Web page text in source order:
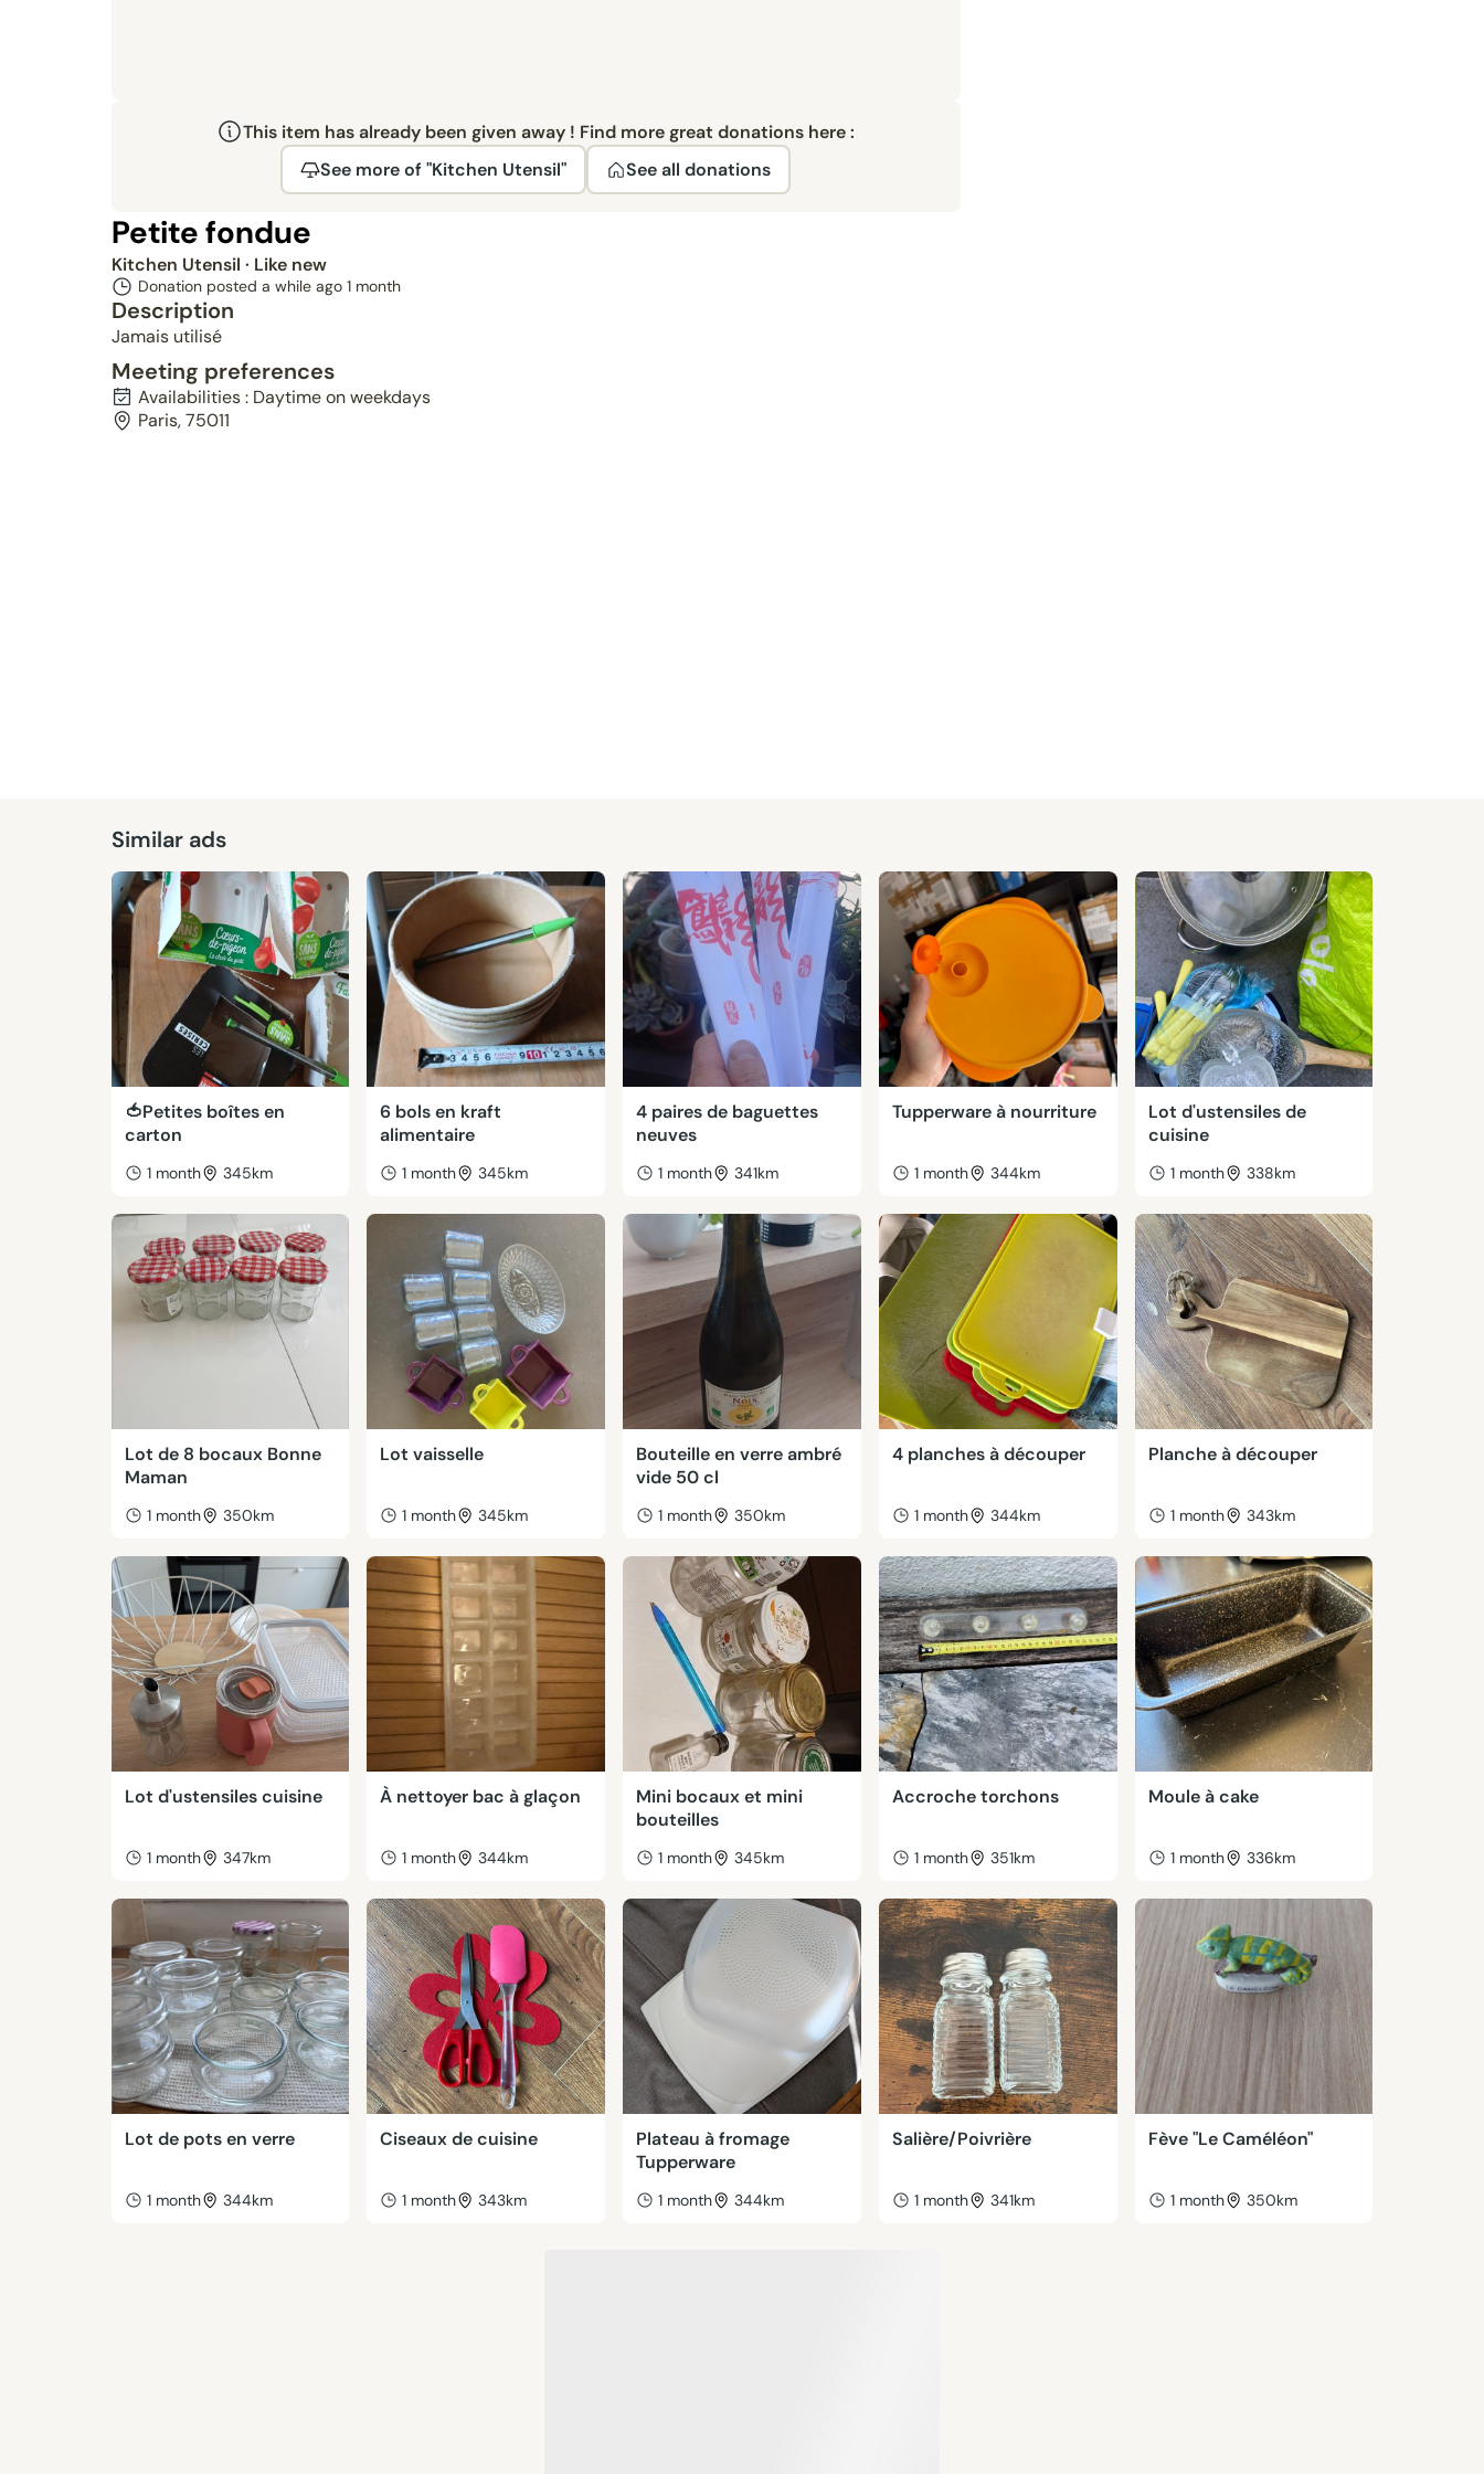
This item has already been given away ! Find more great donations here :
See more of "Kitchen Utensil"
See all donations
Petite fondue
Kitchen Utensil · Like new
Donation posted a while ago 1 month
Description
Jamais utilisé
Meeting preferences
Availabilities : Daytime on weekdays
Paris, 75011
Similar ads
🍅Petites boîtes en
carton
1 month 345km
6 bols en kraft
alimentaire
1 month 345km
4 paires de baguettes
neuves
1 month 341km
Tupperware à nourriture
1 month 344km
Lot d'ustensiles de
cuisine
1 month 338km
Lot de 8 bocaux Bonne
Maman
1 month 350km
Lot vaisselle
1 month 345km
Bouteille en verre ambré
vide 50 cl
1 month 350km
4 planches à découper
1 month 344km
Planche à découper
1 month 343km
Lot d'ustensiles cuisine
1 month 347km
À nettoyer bac à glaçon
1 month 344km
Mini bocaux et mini
bouteilles
1 month 345km
Accroche torchons
1 month 351km
Moule à cake
1 month 336km
Lot de pots en verre
1 month 344km
Ciseaux de cuisine
1 month 343km
Plateau à fromage
Tupperware
1 month 344km
Salière/Poivrière
1 month 341km
Fève "Le Caméléon"
1 month 350km